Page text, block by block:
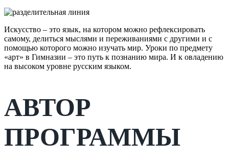
Искусство – это язык, на котором можно рефлексировать
самому, делиться мыслями и переживаниями с другими и с
помощью которого можно изучать мир. Уроки по предмету
«арт» в Гимназии – это путь к познанию мира. И к овладению
на высоком уровне русским языком.
АВТОР
ПРОГРАММЫ